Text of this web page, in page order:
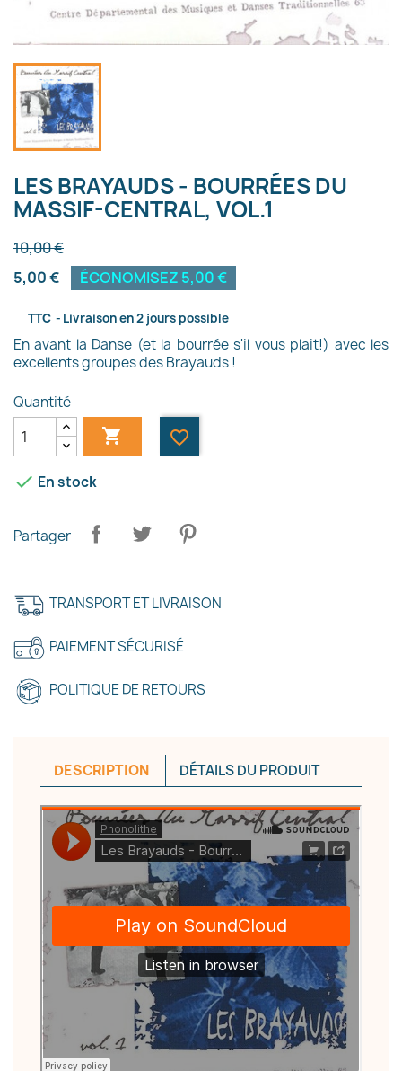
LES BRAYAUDS - BOURRÉES DU
MASSIF-CENTRAL, VOL.1
10,00 €
5,00 €
ÉCONOMISEZ 5,00 €
TTC Livraison en 2 jours possible
En avant la Danse (et la bourrée s'il vous plait!) avec les
excellents groupes des Brayauds !
Quantité
 favorite_border
 En stock
Partager
TRANSPORT ET LIVRAISON
PAIEMENT SÉCURISÉ
POLITIQUE DE RETOURS
DESCRIPTION DÉTAILS DU PRODUIT